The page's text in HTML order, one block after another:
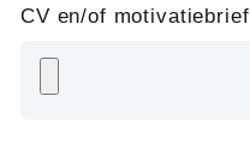
CV en/of motivatiebrief